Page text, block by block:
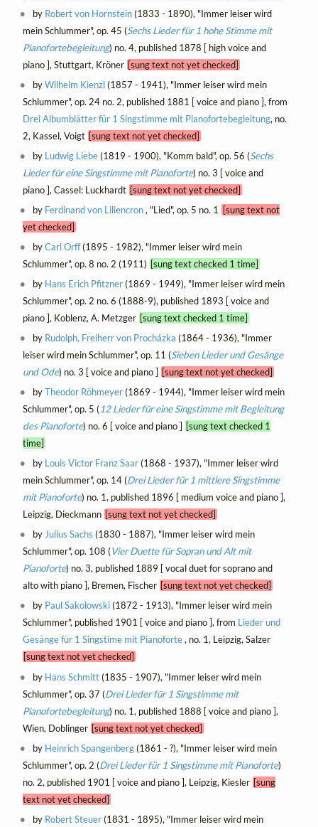
by Robert von Hornstein(1833 - 1890), "Immer leiser wird
mein Schlummer", op. 45 (Sechs Lieder für 1 hohe Stimme mit
Pianofortebegleitung) no. 4, published 1878 [ high voice and
piano ], Stuttgart, Kröner [sung text not yet checked]
byWilhelm Kienzl(1857 - 1941), "Immer leiser wird mein
Schlummer", op. 24 no. 2, published 1881 [ voice and piano ], from
Drei Albumblätter für 1 Singstimme mit Pianofortebegleitung, no.
2, Kassel, Voigt [sung text not yet checked]
by Ludwig Liebe(1819 - 1900), "Komm bald", op. 56 (Sechs
Lieder für eine Singstimme mit Pianoforte) no. 3 [ voice and
piano ], Cassel: Luckhardt [sung text not yet checked]
by Ferdinand von Liliencron, "Lied", op. 5 no. 1
[sung text not
yet checked]
byCarl Orff(1895 - 1982), "Immer leiser wird mein
Schlummer", op. 8 no. 2 (1911) [sung text checked 1 time]
by Hans Erich Pfitzner(1869 - 1949), "Immer leiser wird mein
Schlummer", op. 2 no. 6 (1888-9), published 1893 [ voice and
piano ], Koblenz, A. Metzger [sung text checked 1 time]
by Rudolph, Freiherr von Procházka (1864 - 1936), "Immer
leiser wird mein Schlummer", op. 11 (Sieben Lieder und Gesänge
und Ode) no. 3 [ voice and piano ] [sung text not yet checked]
byTheodor Röhmeyer(1869 - 1944), "Immer leiser wird mein
Schlummer", op. 5 (12 Lieder für eine Singstimme mit Begleitung
des Pianoforte) no. 6 [ voice and piano ] [sung text checked 1
time]
by Louis Victor Franz Saar(1868 - 1937), "Immer leiser wird
mein Schlummer", op. 14 (Drei Lieder für 1 mittlere Singstimme
mit Pianoforte) no. 1, published 1896 [ medium voice and piano ],
Leipzig, Dieckmann [sung text not yet checked]
byJulius Sachs (1830 - 1887), "Immer leiser wird mein
Schlummer", op. 108 (Vier Duette für Sopran und Alt mit
Pianoforte) no. 3, published 1889 [ vocal duet for soprano and
alto with piano ], Bremen, Fischer [sung text not yet checked]
by Paul Sakolowski(1872 - 1913), "Immer leiser wird mein
Schlummer", published 1901 [ voice and piano ], from Lieder und
Gesänge für 1 Singstime mit Pianoforte, no. 1, Leipzig, Salzer
[sung text not yet checked]
by Hans Schmitt(1835 - 1907), "Immer leiser wird mein
Schlummer", op. 37 (Drei Lieder für 1 Singstimme mit
Pianofortebegleitung) no. 1, published 1888 [ voice and piano ],
Wien, Doblinger [sung text not yet checked]
by Heinrich Spangenberg(1861 - ?), "Immer leiser wird mein
Schlummer", op. 2 (Drei Lieder für 1 Singstimme mit Pianoforte)
no. 2, published 1901 [ voice and piano ], Leipzig, Kiesler [sung
text not yet checked]
by Robert Steuer(1831 - 1895), "Immer leiser wird mein